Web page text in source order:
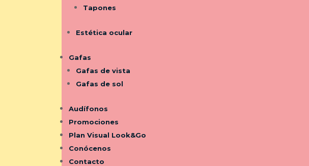
Tapones
Estética ocular
Gafas
Gafas de vista
Gafas de sol
Audífonos
Promociones
Plan Visual Look&Go
Conócenos
Contacto